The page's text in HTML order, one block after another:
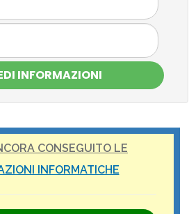
INFORMAZIONI
CONSEGUITO LE
INFORMATICHE